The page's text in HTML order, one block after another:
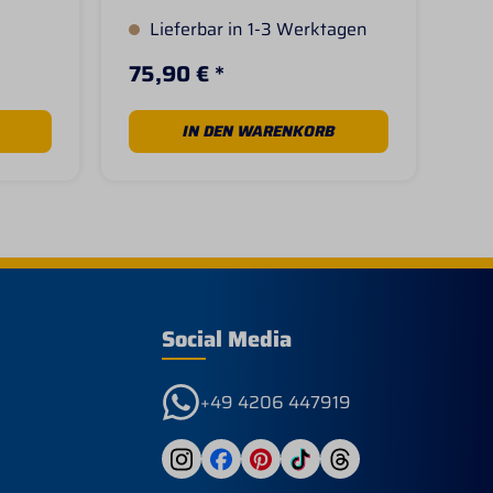
ca. Lieferbar in 1-3 Werktagen
75,90 € *
IN DEN WARENKORB
Social Media
+49 4206 447919